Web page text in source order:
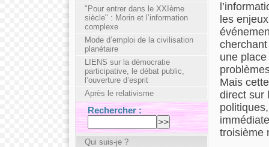
les
une
Mais
direct sur
troisième
"Pour entrer dans le XXIème
siècle" : Morin et l’information
complexe
Mode d’emploi de la civilisation
planétaire
LIENS sur la démocratie
participative, le débat public,
l’ouverture d’esprit
Après le relativisme
Rechercher :
Qui suis-je ?